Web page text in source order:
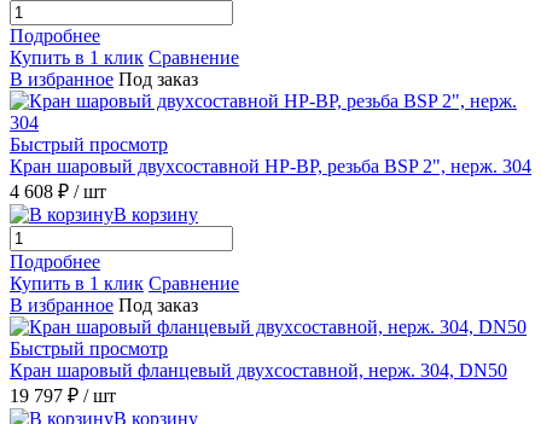
Подробнее
Купить в 1 клик Сравнение
В избранное Под заказ
Быстрый просмотр
Кран шаровый двухсоставной НР-ВР, резьба BSP 2", нерж. 304
4 608 ₽ / шт
В корзину
Подробнее
Купить в 1 клик Сравнение
В избранное Под заказ
Быстрый просмотр
Кран шаровый фланцевый двухсоставной, нерж. 304, DN50
19 797 ₽ / шт
В корзину